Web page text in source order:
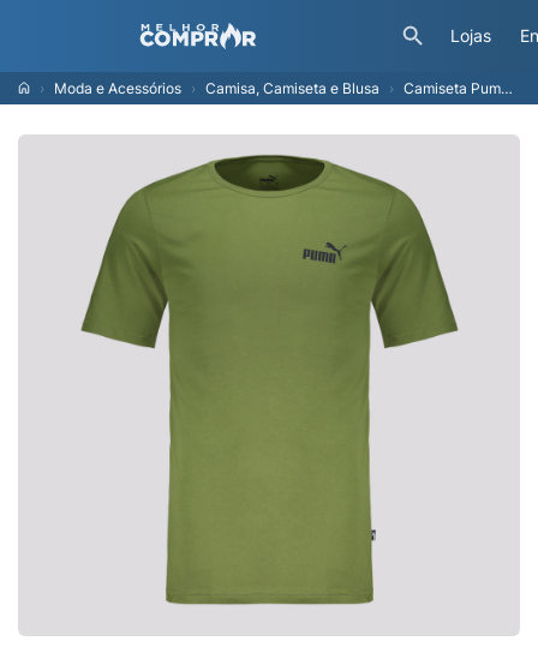
Lojas
Moda e Acessórios Camisa, Camiseta e Blusa Camiseta Puma ESS Small Logo Verde Oliva